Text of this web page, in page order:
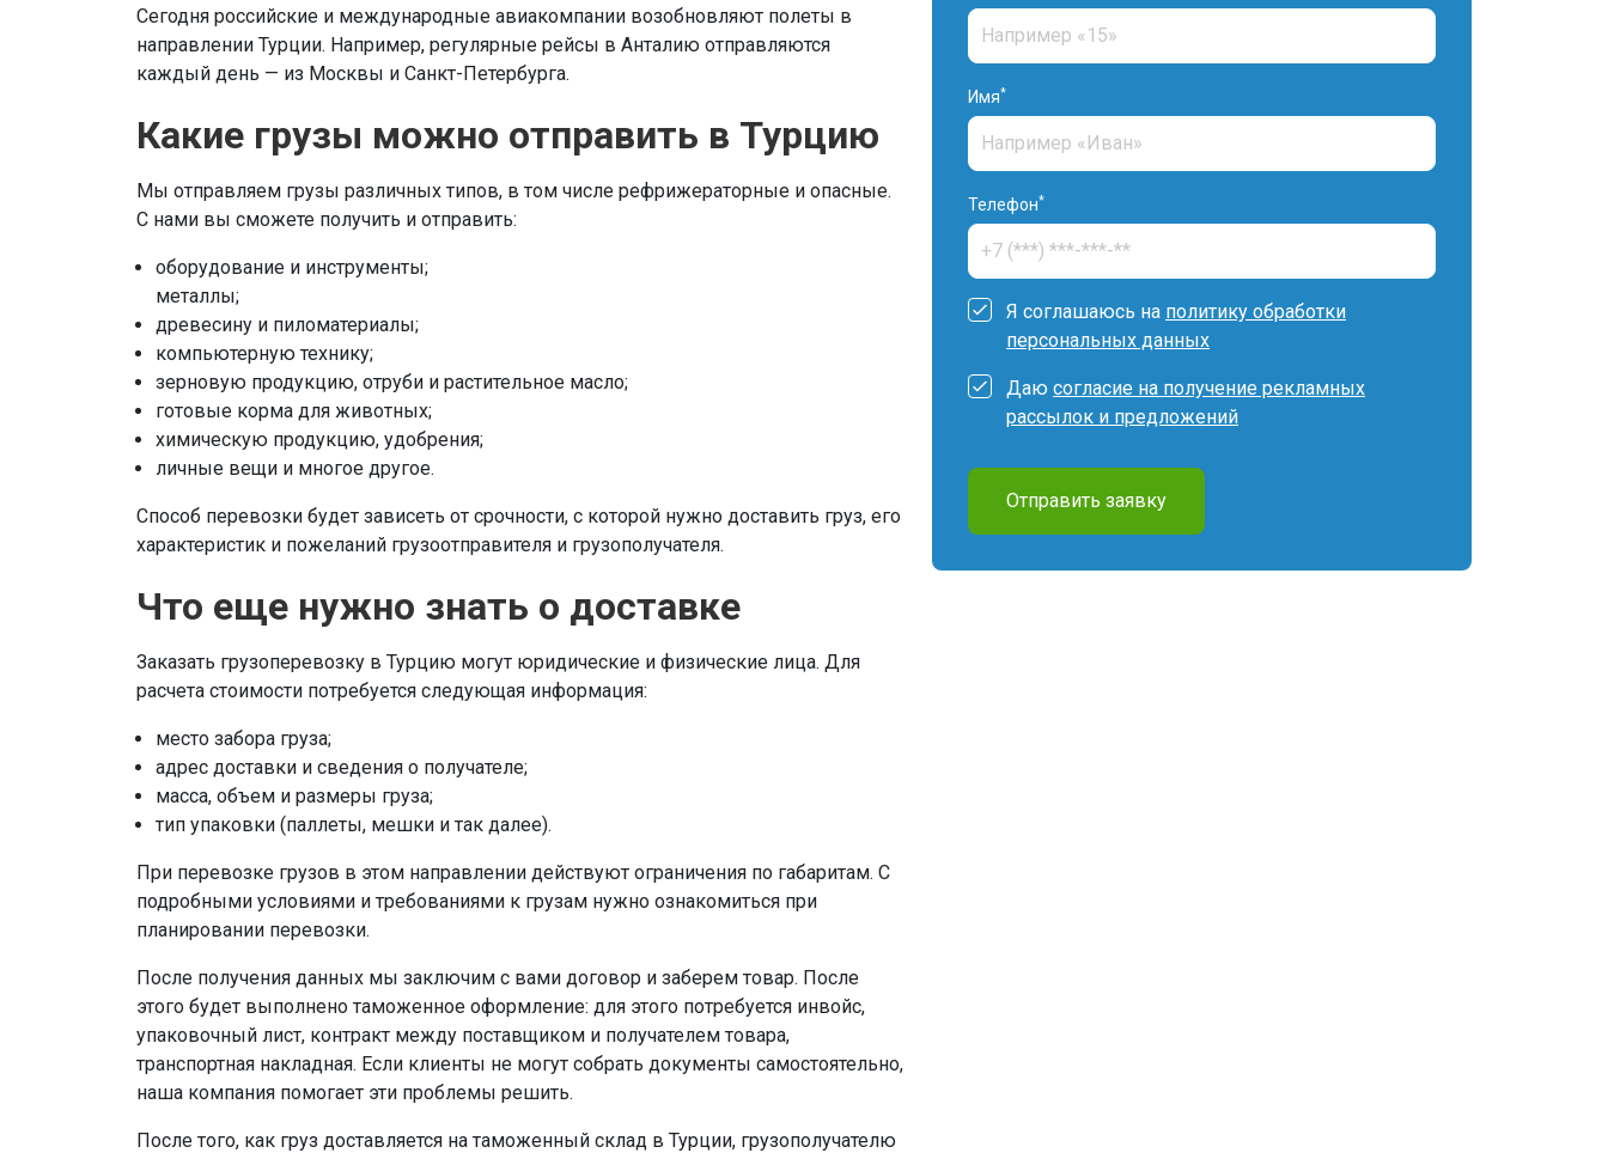
Сегодня российские и международные авиакомпании возобновляют полеты в
направлении Турции. Например, регулярные рейсы в Анталию отправляются
каждый день — из Москвы и Санкт-Петербурга.
Какие грузы можно отправить в Турцию
Мы отправляем грузы различных типов, в том числе рефрижераторные и опасные.
С нами вы сможете получить и отправить:
оборудование и инструменты;
металлы;
древесину и пиломатериалы;
компьютерную технику;
зерновую продукцию, отруби и растительное масло;
готовые корма для животных;
химическую продукцию, удобрения;
личные вещи и многое другое.
Способ перевозки будет зависеть от срочности, с которой нужно доставить груз, его
характеристик и пожеланий грузоотправителя и грузополучателя.
Что еще нужно знать о доставке
Заказать грузоперевозку в Турцию могут юридические и физические лица. Для
расчета стоимости потребуется следующая информация:
место забора груза;
адрес доставки и сведения о получателе;
масса, объем и размеры груза;
тип упаковки (паллеты, мешки и так далее).
При перевозке грузов в этом направлении действуют ограничения по габаритам. С
подробными условиями и требованиями к грузам нужно ознакомиться при
планировании перевозки.
После получения данных мы заключим с вами договор и заберем товар. После
этого будет выполнено таможенное оформление: для этого потребуется инвойс,
упаковочный лист, контракт между поставщиком и получателем товара,
транспортная накладная. Если клиенты не могут собрать документы самостоятельно,
наша компания помогает эти проблемы решить.
После того, как груз доставляется на таможенный склад в Турции, грузополучателю
Имя*
Телефон*
Я соглашаюсь на политику обработки
персональных данных
Даю согласие на получение рекламных
рассылок и предложений
Отправить заявку